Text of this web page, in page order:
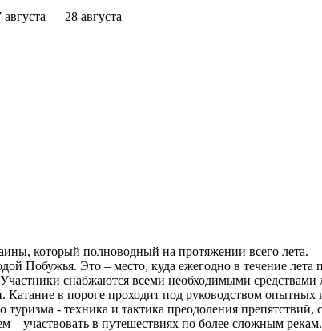
— 28 августа
который полноводный на протяжении всего лета.
Побужья. Это – место, куда ежегодно в течение
Участники снабжаются всеми необходимыми средствами
Катание в пороге проходит под руководством
- техника и тактика преодоления
– участвовать в путешествиях по более сложным рекам.